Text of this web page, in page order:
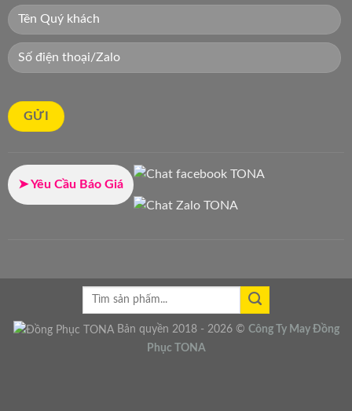
➤ Yêu Cầu Báo Giá
Bản quyền 2018 - 2026 © Công Ty May Đồng
Phục TONA